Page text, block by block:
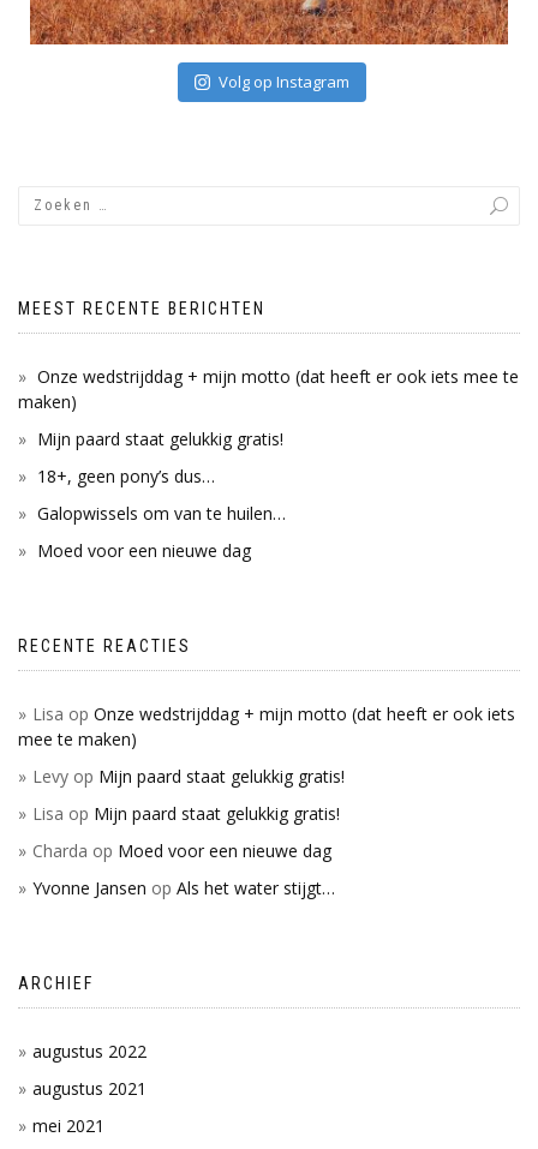
Volg op Instagram
MEEST RECENTE BERICHTEN
Onze wedstrijddag + mijn motto (dat heeft er ook iets mee te
maken)
Mijn paard staat gelukkig gratis!
18+, geen pony’s dus…
Galopwissels om van te huilen…
Moed voor een nieuwe dag
RECENTE REACTIES
Lisa op Onze wedstrijddag + mijn motto (dat heeft er ook iets
mee te maken)
Levy op Mijn paard staat gelukkig gratis!
Lisa op Mijn paard staat gelukkig gratis!
Charda op Moed voor een nieuwe dag
Yvonne Jansen op Als het water stijgt…
ARCHIEF
augustus 2022
augustus 2021
mei 2021